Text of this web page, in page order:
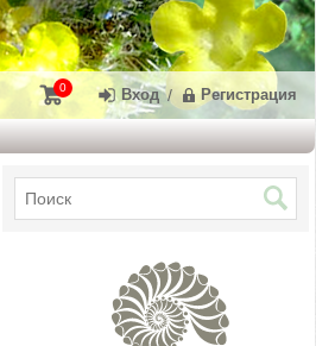
0 Вход / Регистрация